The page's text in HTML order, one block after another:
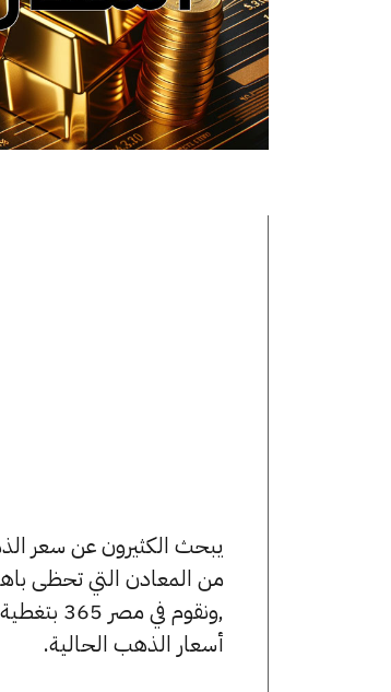
من المعادن التي تحظى
,ونقوم
أسعار الذهب الحالية.